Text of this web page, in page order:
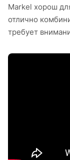
Markel хорош
отлично
требует